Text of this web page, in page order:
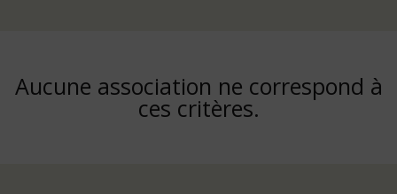
Aucune association ne correspond à
ces critères.